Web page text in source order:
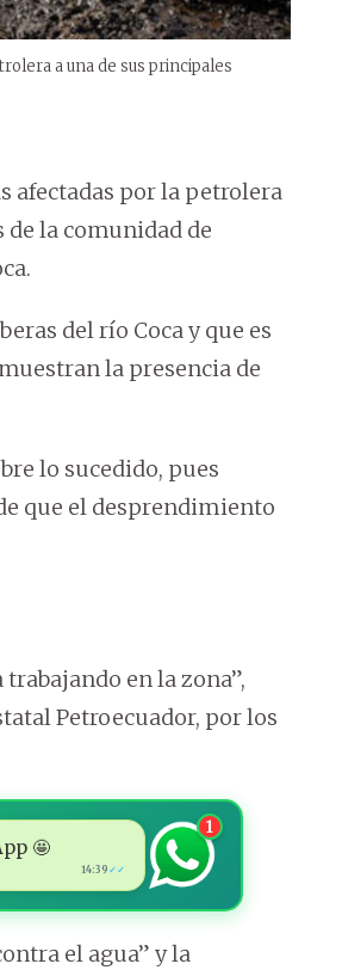
a una de sus principales
afectadas por la petrolera
de la comunidad de
del río Coca y que es
la presencia de
lo sucedido, pues
que el desprendimiento
en la zona”,
Petroecuador, por los
🤩
14:39 ✓✓
1
el agua” y la